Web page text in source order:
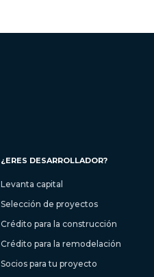
¿ERES DESARROLLADOR?
Levanta capital
Selección de proyectos
Crédito para la construcción
Crédito para la remodelación
Socios para tu proyecto